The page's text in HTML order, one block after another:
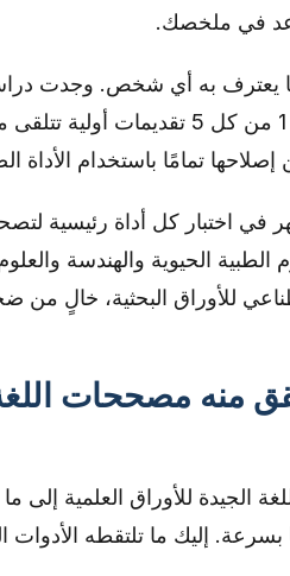
في ملخصك.
أكاديمية أن حوالي 1 من كل
تمامًا باستخدام الأداة
في اختبار كل أداة رئيسية
الطبية الحيوية والهندسة
للأوراق البحثية، خالٍ من
منه مصححات
الجيدة للأوراق العلمية إلى
بسرعة. إليك ما تلتقطه